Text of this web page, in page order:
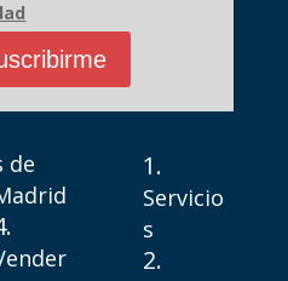
de
Servicio
s